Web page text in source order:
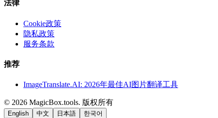
法律
Cookie政策
隐私政策
服务条款
推荐
ImageTranslate.AI: 2026年最佳AI图片翻译工具
© 2026 MagicBox.tools. 版权所有
English 中文 日本語 한국어